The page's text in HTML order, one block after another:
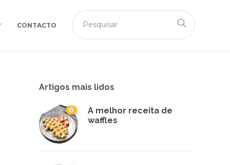
CONTACTO
Artigos mais lidos
0
A melhor receita de
waffles